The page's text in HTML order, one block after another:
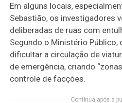
Em alguns locais,
Sebastião, os investigadores
deliberadas de ruas com
Segundo o Ministério Público,
dificultar a circulação de
de emergência, criando
controle de facções.
Continua após a